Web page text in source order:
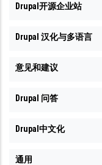
Drupal开源企业站
Drupal 汉化与多语言
意见和建议
Drupal 问答
Drupal中文化
通用